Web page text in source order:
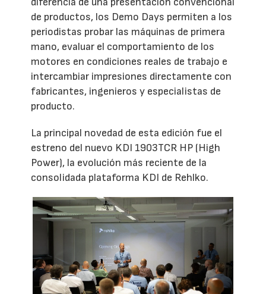
de productos, los Demo Days permiten a los
periodistas probar las máquinas de primera
mano, evaluar el comportamiento de los
motores en condiciones reales de trabajo e
intercambiar impresiones directamente con
fabricantes, ingenieros y especialistas de
producto.
La principal novedad de esta edición fue el
estreno del nuevo KDI 1903TCR HP (High
Power), la evolución más reciente de la
consolidada plataforma KDI de Rehlko.